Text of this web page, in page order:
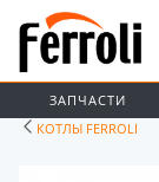
ЗАПЧАСТИ
КОТЛЫ FERROLI